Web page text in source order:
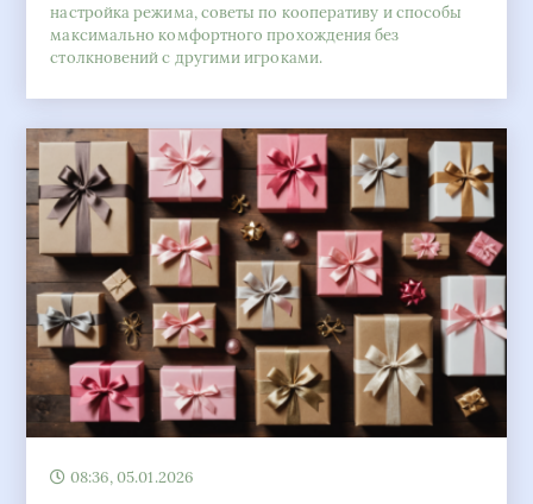
настройка режима, советы по кооперативу и способы
максимально комфортного прохождения без
столкновений с другими игроками.
08:36, 05.01.2026